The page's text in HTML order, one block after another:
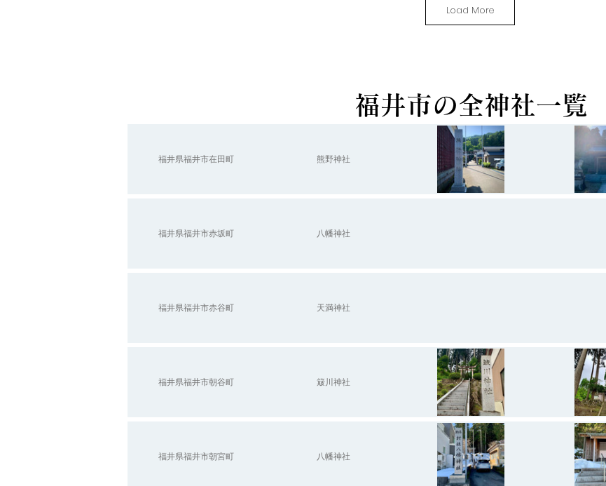
福井県福井市糸崎町 福井県福井市下市町 福井県福井市河水町
越知神社
Load More
​福井市の全神社一覧
福井県福井市在田町 熊野神社
福井県福井市赤坂町 八幡神社
福井県福井市赤谷町 天満神社
福井県福井市朝谷町 簸川神社
福井県福井市朝宮町 八幡神社